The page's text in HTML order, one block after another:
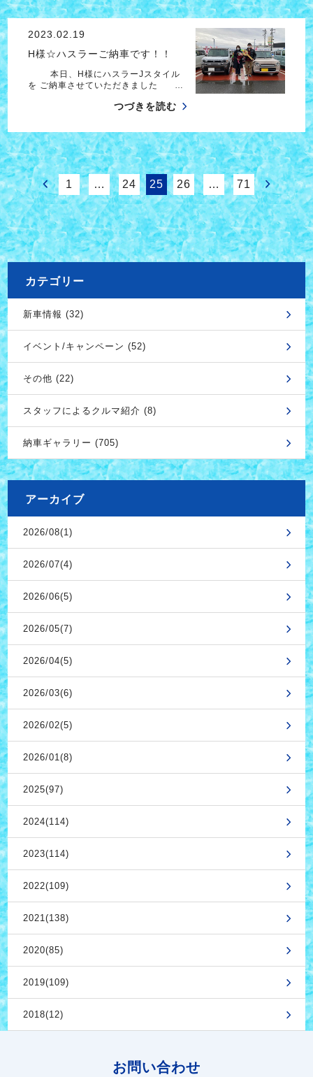
2023.02.19
H様☆ハスラーご納車です！！
本日、H様にハスラーJスタイル
を ご納車させていただきました …
つづきを読む
1 … 24 25 26 … 71
カテゴリー
新車情報 (32)
イベント/キャンペーン (52)
その他 (22)
スタッフによるクルマ紹介 (8)
納車ギャラリー (705)
アーカイブ
2026/08(1)
2026/07(4)
2026/06(5)
2026/05(7)
2026/04(5)
2026/03(6)
2026/02(5)
2026/01(8)
2025(97)
2024(114)
2023(114)
2022(109)
2021(138)
2020(85)
2019(109)
2018(12)
お問い合わせ